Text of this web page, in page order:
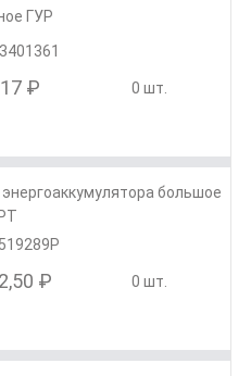
ГУР
17 ₽ 0 шт.
большое
₽ 0 шт.